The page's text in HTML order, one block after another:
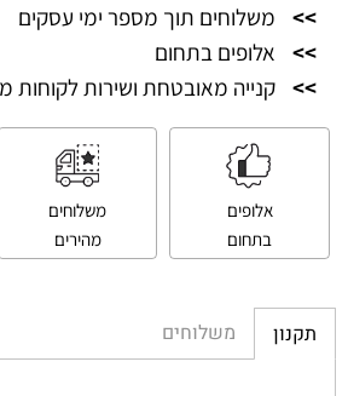
>>
משלוחים תוך מספר ימי עסקים
>>
אלופים בתחום
>> קנייה מאובטחת ושירות לקוחות
אלופים
בתחום
משלוחים
מהירים
תקנון משלוחים